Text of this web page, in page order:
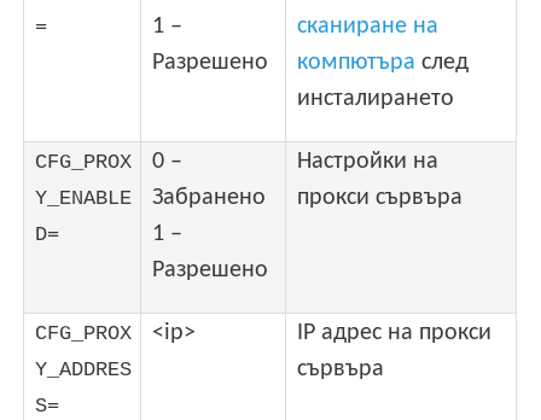
=
1 –
Разрешено
сканиране на
компютъра след
инсталирането
CFG_PROX
Y_ENABLE
D=
0 –
Забранено
1 –
Разрешено
Настройки на
прокси сървъра
CFG_PROX
Y_ADDRES
S=
<ip>
IP адрес на прокси
сървъра